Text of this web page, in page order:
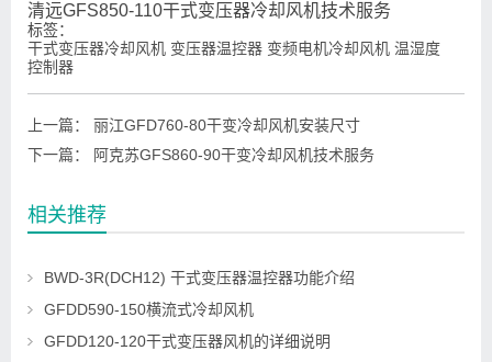
清远GFS850-110干式变压器冷却风机技术服务
标签：
干式变压器冷却风机 变压器温控器 变频电机冷却风机 温湿度
控制器
上一篇：
丽江GFD760-80干变冷却风机安装尺寸
下一篇：
阿克苏GFS860-90干变冷却风机技术服务
相关推荐
BWD-3R(DCH12) 干式变压器温控器功能介绍
GFDD590-150横流式冷却风机
GFDD120-120干式变压器风机的详细说明